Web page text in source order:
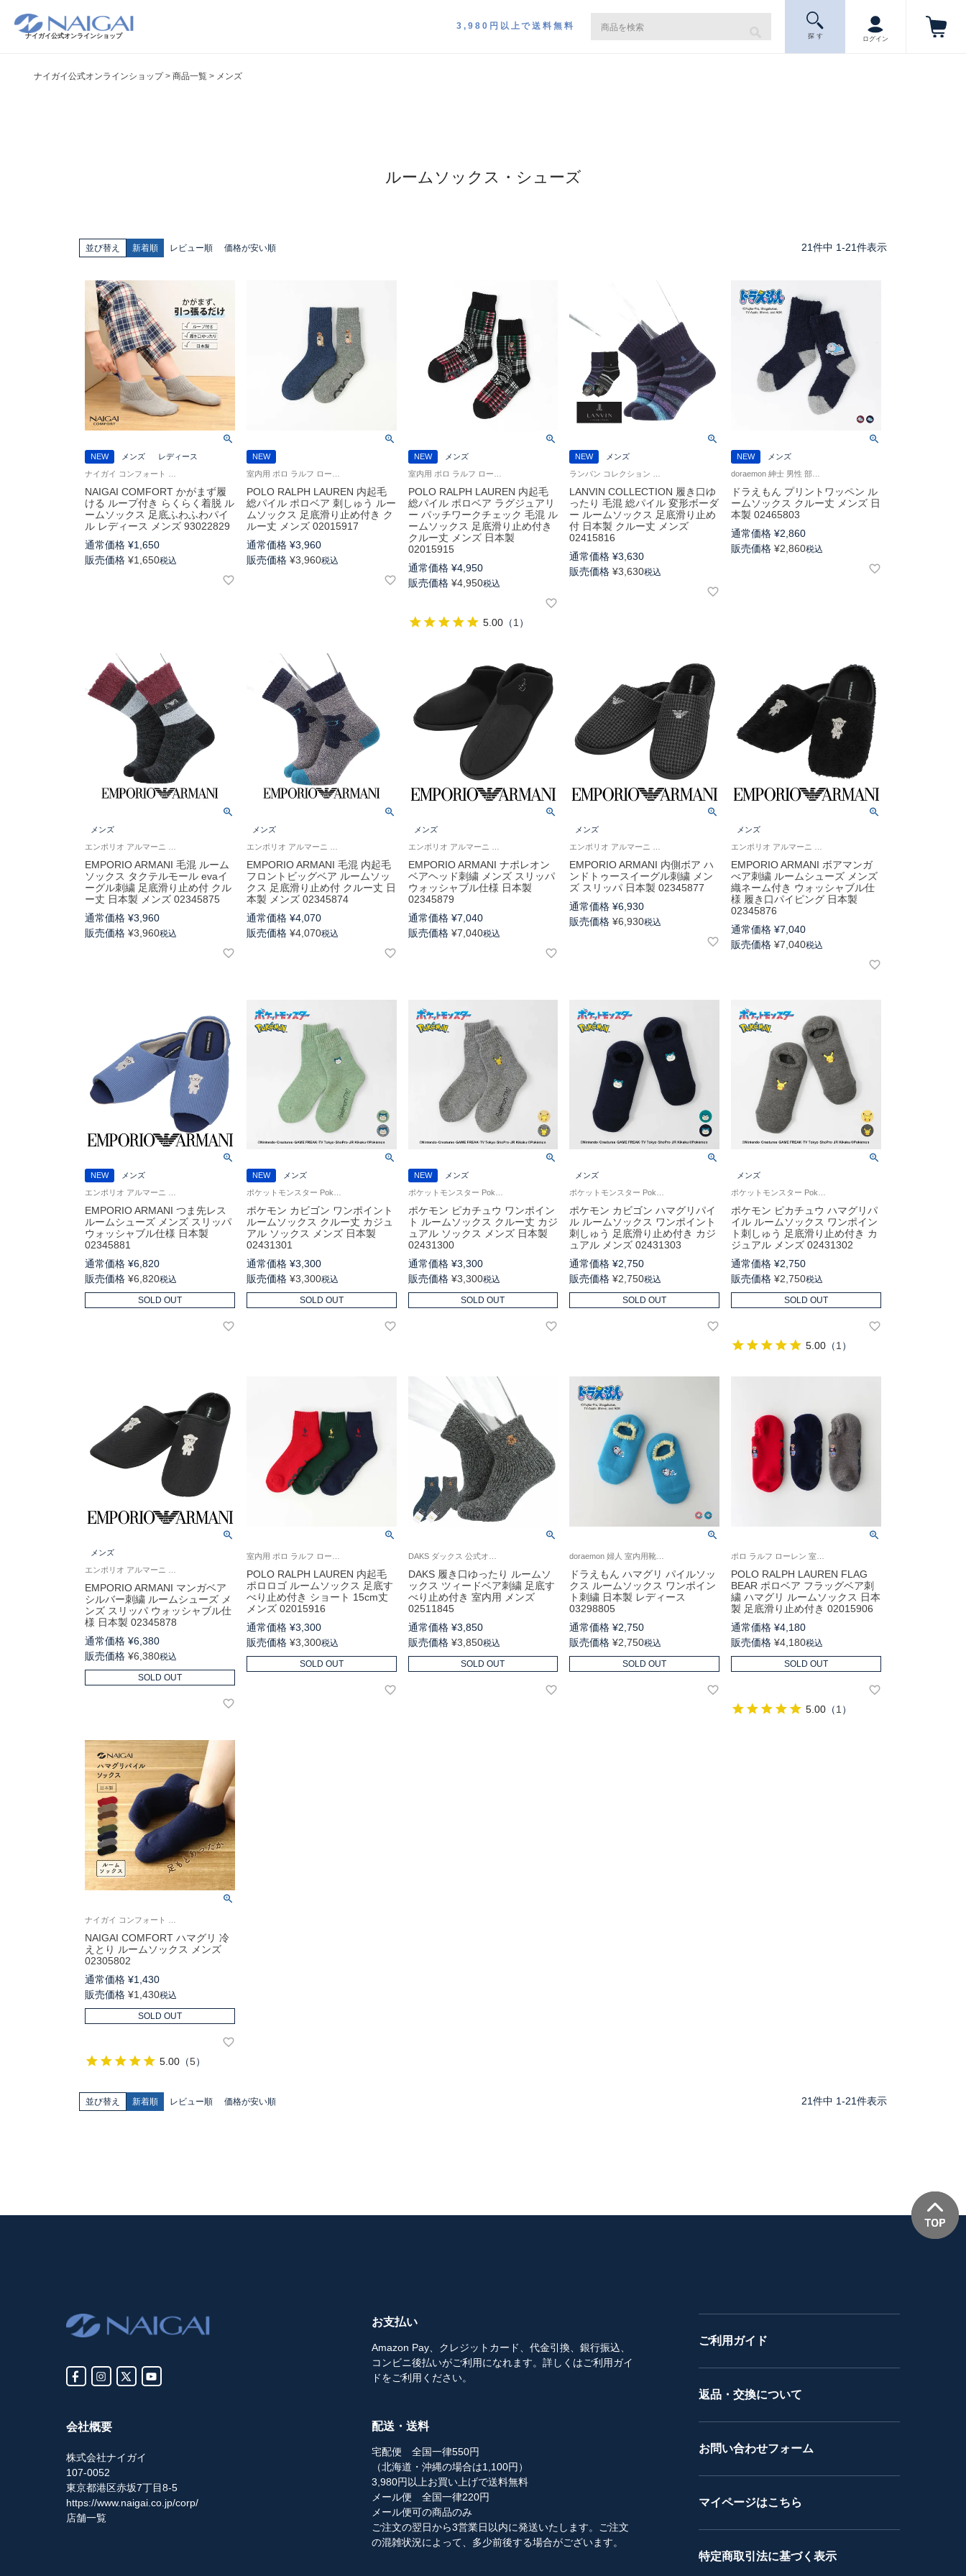
ナイガイ公式オンラインショップ
3,980円以上で送料無料
探 す ログイン
ナイガイ公式オンラインショップ 商品一覧 メンズ
ルームソックス・シューズ
並び替え 新着順 レビュー順 価格が安い順 21件中 1-21件表示
NEW メンズ
レディース
NAIGAI COMFORT かがまず履
ける ループ付き らくらく着脱 ル
ームソックス 足底ふわふわパイ
ル レディース メンズ 93022829
通常価格 ¥1,650
販売価格 ¥1,650税込
NEW
POLO RALPH LAUREN 内起毛
総パイル ポロベア 刺しゅう ルー
ムソックス 足底滑り止め付き ク
ルー丈 メンズ 02015917
通常価格 ¥3,960
販売価格 ¥3,960税込
NEW
メンズ
POLO RALPH LAUREN 内起毛
総パイル ポロベア ラグジュアリ
ー パッチワークチェック 毛混 ル
ームソックス 足底滑り止め付き
クルー丈 メンズ 日本製
02015915
通常価格 ¥4,950
販売価格 ¥4,950税込
5.00（1 ）
NEW
メンズ
LANVIN COLLECTION 履き口ゆ
ったり 毛混 総パイル 変形ボーダ
ー ルームソックス 足底滑り止め
付 日本製 クルー丈 メンズ
02415816
通常価格 ¥3,630
販売価格 ¥3,630税込
NEW
メンズ
ドラえもん プリントワッペン ル
ームソックス クルー丈 メンズ 日
本製 02465803
通常価格 ¥2,860
販売価格 ¥2,860税込
メンズ
EMPORIO ARMANI 毛混 ルーム
ソックス タクテルモール evaイ
ーグル刺繍 足底滑り止め付 クル
ー丈 日本製 メンズ 02345875
通常価格 ¥3,960
販売価格 ¥3,960税込
メンズ
EMPORIO ARMANI 毛混 内起毛
フロントビッグベア ルームソッ
クス 足底滑り止め付 クルー丈 日
本製 メンズ 02345874
通常価格 ¥4,070
販売価格 ¥4,070税込
メンズ
EMPORIO ARMANI ナポレオン
ベアヘッド刺繍 メンズ スリッパ
ウォッシャブル仕様 日本製
02345879
通常価格 ¥7,040
販売価格 ¥7,040税込
メンズ
EMPORIO ARMANI 内側ボア ハ
ンドトゥースイーグル刺繍 メン
ズ スリッパ 日本製 02345877
通常価格 ¥6,930
販売価格 ¥6,930税込
メンズ
EMPORIO ARMANI ボアマンガ
べア刺繍 ルームシューズ メンズ
織ネーム付き ウォッシャブル仕
様 履き口パイピング 日本製
02345876
通常価格 ¥7,040
販売価格 ¥7,040税込
NEW
メンズ
EMPORIO ARMANI つま先レス
ルームシューズ メンズ スリッパ
ウォッシャブル仕様 日本製
02345881
通常価格 ¥6,820
販売価格 ¥6,820税込
SOLD OUT
NEW
メンズ
ポケモン カビゴン ワンポイント
ルームソックス クルー丈 カジュ
アル ソックス メンズ 日本製
02431301
通常価格 ¥3,300
販売価格 ¥3,300税込
SOLD OUT
NEW
メンズ
ポケモン ピカチュウ ワンポイン
ト ルームソックス クルー丈 カジ
ュアル ソックス メンズ 日本製
02431300
通常価格 ¥3,300
販売価格 ¥3,300税込
SOLD OUT
メンズ
ポケモン カビゴン ハマグリパイ
ル ルームソックス ワンポイント
刺しゅう 足底滑り止め付き カジ
ュアル メンズ 02431303
通常価格 ¥2,750
販売価格 ¥2,750税込
SOLD OUT
メンズ
ポケモン ピカチュウ ハマグリパ
イル ルームソックス ワンポイン
ト刺しゅう 足底滑り止め付き カ
ジュアル メンズ 02431302
通常価格 ¥2,750
販売価格 ¥2,750税込
SOLD OUT
5.00 （1）
メンズ
EMPORIO ARMANI マンガベア
シルバー刺繍 ルームシューズ メ
ンズ スリッパ ウォッシャブル仕
様 日本製 02345878
通常価格 ¥6,380
販売価格 ¥6,380税込
SOLD OUT
POLO RALPH LAUREN 内起毛
ポロロゴ ルームソックス 足底す
べり止め付き ショート 15cm丈
メンズ 02015916
通常価格 ¥3,300
販売価格 ¥3,300税込
SOLD OUT
DAKS 履き口ゆったり ルームソ
ックス ツィードベア刺繍 足底す
べり止め付き 室内用 メンズ
02511845
通常価格 ¥3,850
販売価格 ¥3,850税込
SOLD OUT
ドラえもん ハマグリ パイルソッ
クス ルームソックス ワンポイン
ト刺繍 日本製 レディース
03298805
通常価格 ¥2,750
販売価格 ¥2,750税込
SOLD OUT
POLO RALPH LAUREN FLAG
BEAR ポロベア フラッグベア刺
繍 ハマグリ ルームソックス 日本
製 足底滑り止め付き 02015906
通常価格 ¥4,180
販売価格 ¥4,180税込
SOLD OUT
5.00 （1 ）
NAIGAI COMFORT ハマグリ 冷
えとり ルームソックス メンズ
02305802
通常価格 ¥1,430
販売価格 ¥1,430税込
SOLD OUT
5.00 （5）
並び替え 新着順 レビュー順 価格が安い順 21件中 1-21件表示
会社概要
株式会社ナイガイ
107-0052
東京都港区赤坂7丁目8-5
https://www.naigai.co.jp/corp/
店舗一覧
お支払い
Amazon Pay、クレジットカード、代金引換、銀行振込、
コンビニ後払いがご利用になれます。詳しくはご利用ガイ
ドをご利用ください。
配送・送料
宅配便 全国一律550円
（北海道・沖縄の場合は1,100円）
3,980円以上お買い上げで送料無料
メール便 全国一律220円
メール便可の商品のみ
ご注文の翌日から3営業日以内に発送いたします。ご注文
の混雑状況によって、多少前後する場合がございます。
ご利用ガイド
返品・交換について
お問い合わせフォーム
マイページはこちら
特定商取引法に基づく表示